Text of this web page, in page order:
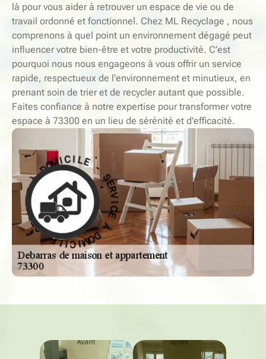
là pour vous aider à retrouver un espace de vie ou de
travail ordonné et fonctionnel. Chez ML Recyclage , nous
comprenons à quel point un environnement dégagé peut
influencer votre bien-être et votre productivité. C’est
pourquoi nous nous engageons à vous offrir un service
rapide, respectueux de l'environnement et minutieux, en
prenant soin de trier et de recycler autant que possible.
Faites confiance à notre expertise pour transformer votre
espace à 73300 en un lieu de sérénité et d'efficacité.
S
E
R
V
I
C
E
À
D
O
M
I
C
ILE - SER
VI
C
E
À
D
O
M
I
C
I
L
E
-